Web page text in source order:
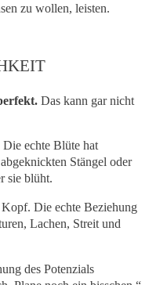
zu wollen, leisten.
Das kann gar nicht
echte Blüte hat
Stängel oder
sie blüht.
Die echte Beziehung
Lachen, Streit und
des Potenzials